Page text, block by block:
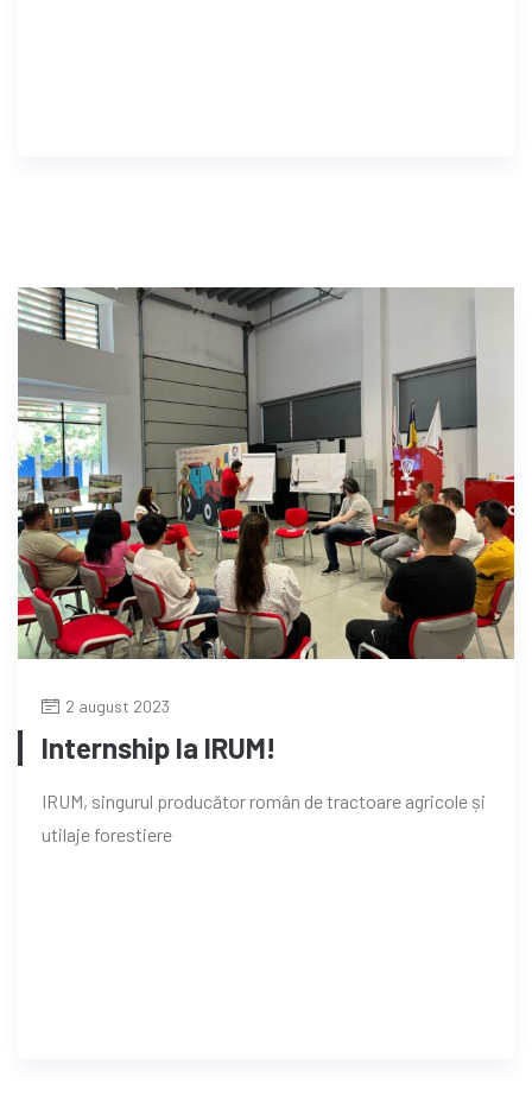
2 august 2023
Internship la IRUM!
IRUM, singurul producător român de tractoare agricole și
utilaje forestiere